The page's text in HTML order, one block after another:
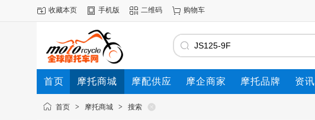
收藏本页 手机版 二维码 购物车
首页 摩托商城 摩配供应 摩企商家 摩托品牌 资
动态首页 > 摩托商城 > 搜索